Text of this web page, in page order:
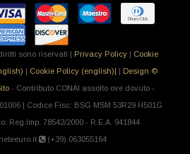
sono riservati | Privacy Policy | Cookie
| Cookie Policy (english)| | Design ©
- Contributo CONAI assolto ove dovuto -
| Codice Fisc: BSG MSM 53R29 H501G
Reg.Imp. 78542/2000 - R.E.A. 941844
(+39).063055164